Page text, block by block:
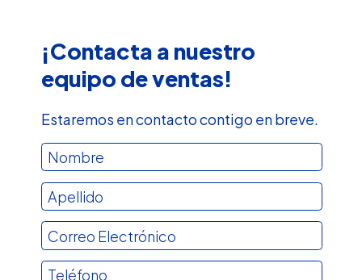
¡Contacta a nuestro
equipo de ventas!
Estaremos en contacto contigo en breve.